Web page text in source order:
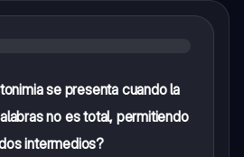
se presenta cuando la
no es total, permitiendo
intermedios?